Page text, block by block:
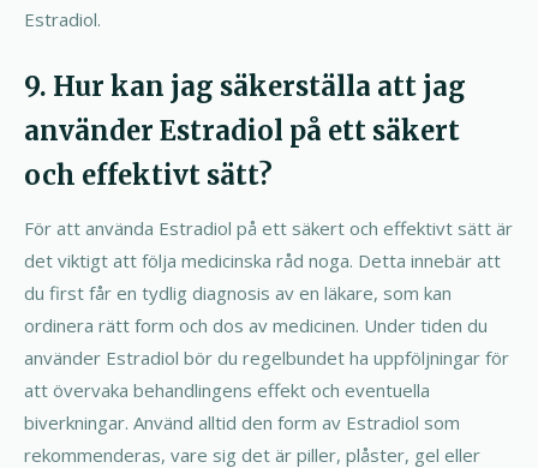
Estradiol.
9. Hur kan jag säkerställa att jag
använder Estradiol på ett säkert
och effektivt sätt?
För att använda Estradiol på ett säkert och effektivt sätt är
det viktigt att följa medicinska råd noga. Detta innebär att
du first får en tydlig diagnosis av en läkare, som kan
ordinera rätt form och dos av medicinen. Under tiden du
använder Estradiol bör du regelbundet ha uppföljningar för
att övervaka behandlingens effekt och eventuella
biverkningar. Använd alltid den form av Estradiol som
rekommenderas, vare sig det är piller, plåster, gel eller